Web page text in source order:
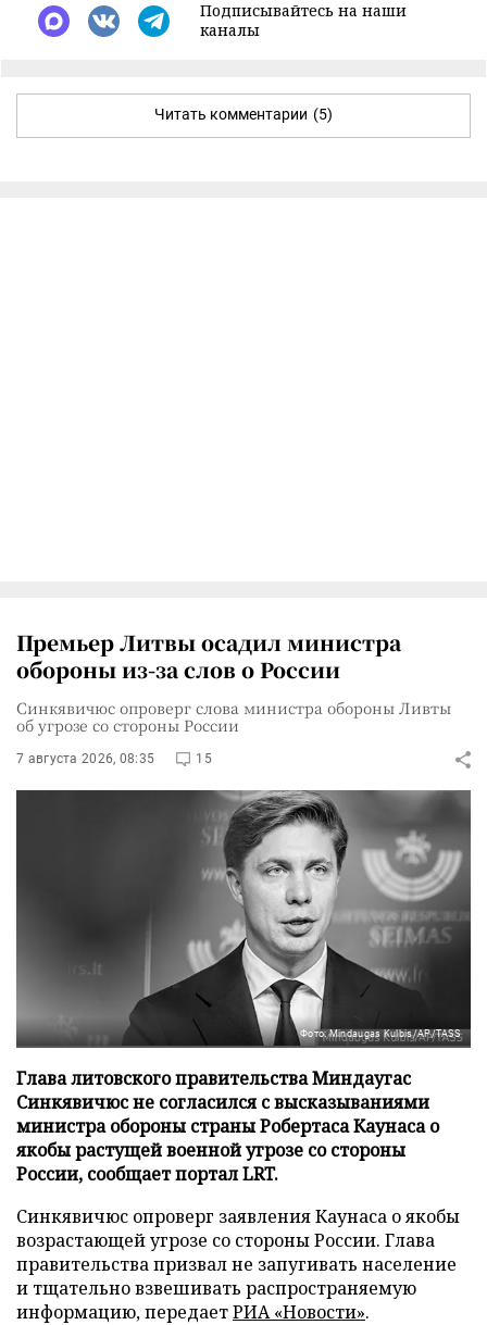
Подписывайтесь на наши
каналы
Читать комментарии (5)
Премьер Литвы осадил министра
обороны из-за слов о России
Синкявичюс опроверг слова министра обороны Ливты
об угрозе со стороны России
7 августа 2026, 08:35 15
Фото: Mindaugas Kulbis/AP/TASS
Глава литовского правительства Миндаугас
Синкявичюс не согласился с высказываниями
министра обороны страны Робертаса Каунаса о
якобы растущей военной угрозе со стороны
России, сообщает портал LRT.
Синкявичюс опроверг заявления Каунаса о якобы
возрастающей угрозе со стороны России. Глава
правительства призвал не запугивать население
и тщательно взвешивать распространяемую
информацию, передаетРИА «Новости».